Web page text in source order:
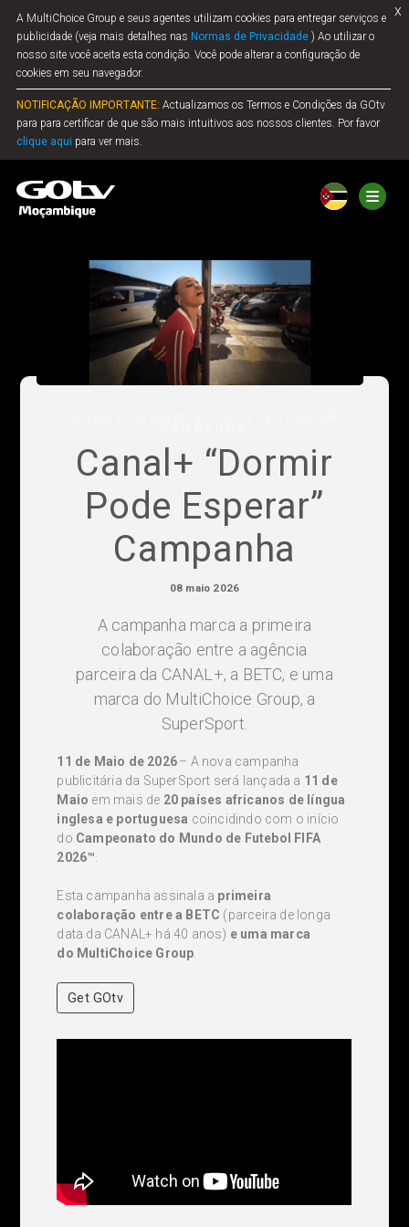
A MultiChoice Group e seus agentes utilizam cookies para entregar serviços e
publicidade (veja mais detalhes nas Normas de Privacidade ) Ao utilizar o
nosso site você aceita esta condição. Você pode alterar a configuração de
cookies em seu navegador.
NOTIFICAÇÃO IMPORTANTE: Actualizamos os Termos e Condições da GOtv
para para certificar de que são mais intuitivos aos nossos clientes. Por favor
clique aqui para ver mais.
x
Canal+ “Dormir
Pode Esperar”
Campanha
08 maio 2026
A campanha marca a primeira
colaboração entre a agência
parceira da CANAL+, a BETC, e uma
marca do MultiChoice Group, a
SuperSport.
11 de Maio de 2026– A nova campanha
publicitária da SuperSport será lançada a 11 de
Maio em mais de 20 países africanos de língua
inglesa e portuguesa coincidindo com o início
do Campeonato do Mundo de Futebol FIFA
2026™.
Esta campanha assinala a primeira
colaboração entre a BETC (parceira de longa
data da CANAL+ há 40 anos) e uma marca
do MultiChoice Group.
Get GOtv